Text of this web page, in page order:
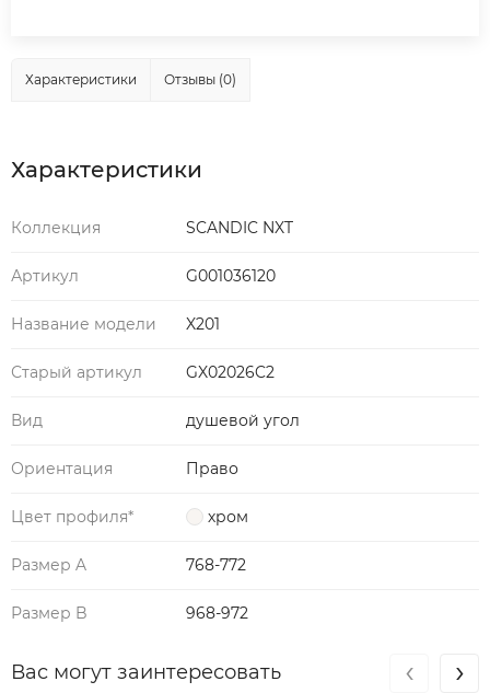
Характеристики Отзывы (0)
Характеристики
Коллекция SCANDIC NXT
Артикул G001036120
Название модели X201
Старый артикул GX02026C2
Вид душевой угол
Ориентация Право
Цвет профиля* хром
Размер A 768-772
Размер B 968-972
Вас могут заинтересовать ‹ ›